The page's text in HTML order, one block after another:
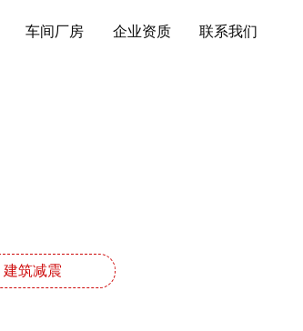
车间厂房 企业资质 联系我们
建筑减震